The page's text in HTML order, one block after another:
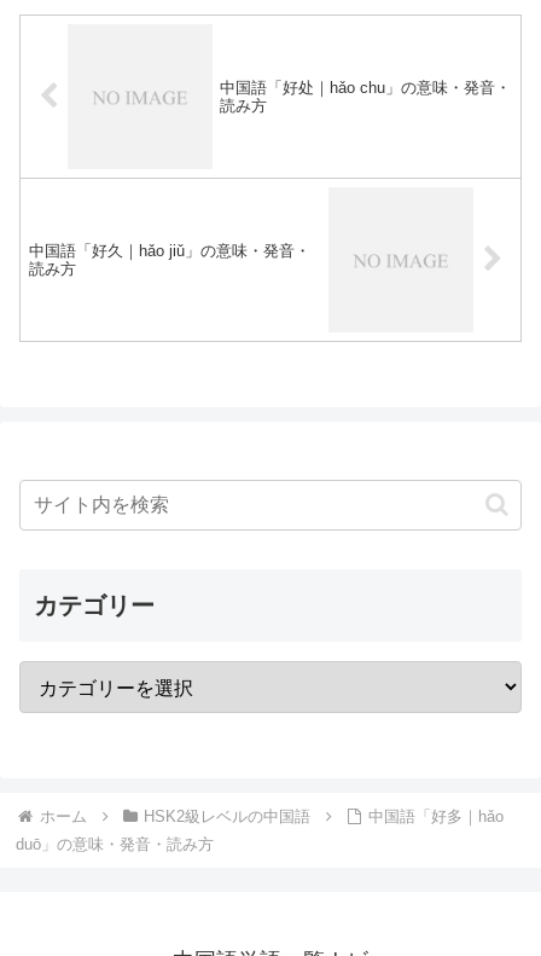
中国語「好处｜hǎo chu」の意味・発音・
読み方
中国語「好久｜hǎo jiǔ」の意味・発音・
読み方
カテゴリー
ホーム HSK2級レベルの中国語
中国語「好多｜hǎo
duō」の意味・発音・読み方